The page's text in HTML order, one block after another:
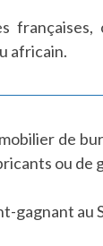
africain.
de
ou de
gagnant au